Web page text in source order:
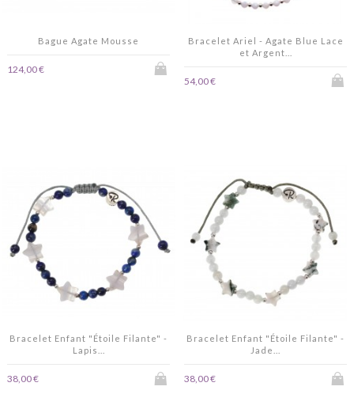
Bague Agate Mousse
124,00 €
Bracelet Ariel - Agate Blue Lace
et Argent...
54,00 €
Bracelet Enfant "Étoile Filante" -
Lapis...
38,00 €
Bracelet Enfant "Étoile Filante" -
Jade...
38,00 €